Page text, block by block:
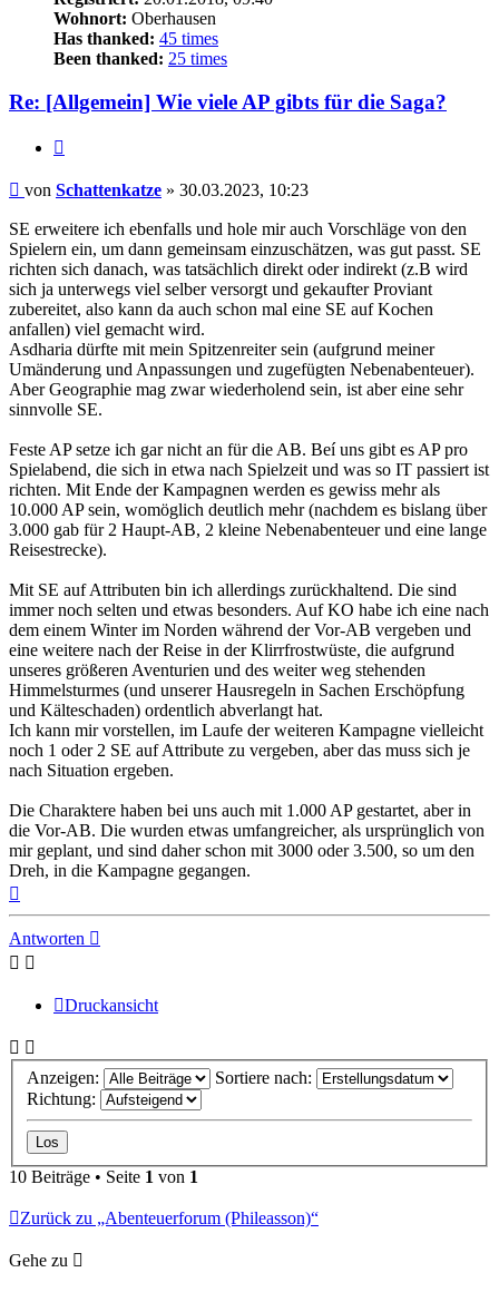
Wohnort: Oberhausen
Has thanked: 45 times
Been thanked: 25 times
Re: [Allgemein] Wie viele AP gibts für die Saga?
Beitrag
von Schattenkatze » 30.03.2023, 10:23
SE erweitere ich ebenfalls und hole mir auch Vorschläge von den
Spielern ein, um dann gemeinsam einzuschätzen, was gut passt. SE
richten sich danach, was tatsächlich direkt oder indirekt (z.B wird
sich ja unterwegs viel selber versorgt und gekaufter Proviant
zubereitet, also kann da auch schon mal eine SE auf Kochen
anfallen) viel gemacht wird.
Asdharia dürfte mit mein Spitzenreiter sein (aufgrund meiner
Umänderung und Anpassungen und zugefügten Nebenabenteuer).
Aber Geographie mag zwar wiederholend sein, ist aber eine sehr
sinnvolle SE.
Feste AP setze ich gar nicht an für die AB. Beí uns gibt es AP pro
Spielabend, die sich in etwa nach Spielzeit und was so IT passiert ist
richten. Mit Ende der Kampagnen werden es gewiss mehr als
10.000 AP sein, womöglich deutlich mehr (nachdem es bislang über
3.000 gab für 2 Haupt-AB, 2 kleine Nebenabenteuer und eine lange
Reisestrecke).
Mit SE auf Attributen bin ich allerdings zurückhaltend. Die sind
immer noch selten und etwas besonders. Auf KO habe ich eine nach
dem einem Winter im Norden während der Vor-AB vergeben und
eine weitere nach der Reise in der Klirrfrostwüste, die aufgrund
unseres größeren Aventurien und des weiter weg stehenden
Himmelsturmes (und unserer Hausregeln in Sachen Erschöpfung
und Kälteschaden) ordentlich abverlangt hat.
Ich kann mir vorstellen, im Laufe der weiteren Kampagne vielleicht
noch 1 oder 2 SE auf Attribute zu vergeben, aber das muss sich je
nach Situation ergeben.
Die Charaktere haben bei uns auch mit 1.000 AP gestartet, aber in
die Vor-AB. Die wurden etwas umfangreicher, als ursprünglich von
mir geplant, und sind daher schon mit 3000 oder 3.500, so um den
Dreh, in die Kampagne gegangen.
Antworten
Druckansicht
Anzeigen:
Sortiere nach:
Richtung:
10 Beiträge • Seite 1 von 1
Zurück zu „Abenteuerforum (Phileasson)“
Gehe zu